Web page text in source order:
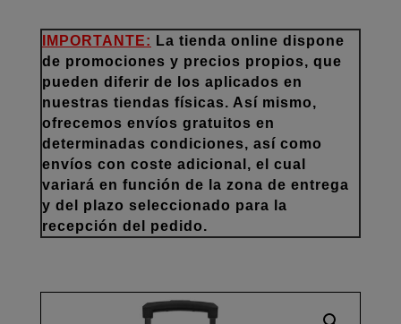
IMPORTANTE: La tienda online dispone
de promociones y precios propios, que
pueden diferir de los aplicados en
nuestras tiendas físicas. Así mismo,
ofrecemos envíos gratuitos en
determinadas condiciones, así como
envíos con coste adicional, el cual
variará en función de la zona de entrega
y del plazo seleccionado para la
recepción del pedido.